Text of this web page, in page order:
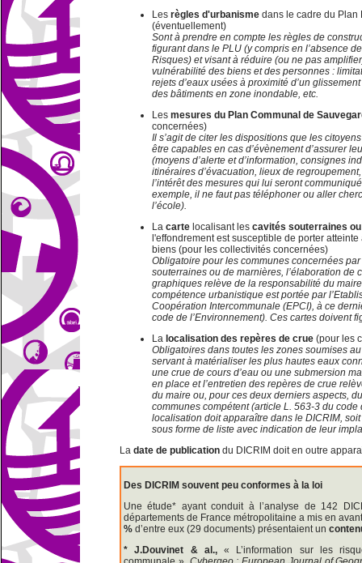
Les règles d'urbanisme dans le cadre du Plan
(éventuellement)
Sont à prendre en compte les règles de
figurant dans le PLU (y compris en l’absence
Risques) et visant à réduire (ou ne pas
vulnérabilité des biens et des personnes :
rejets d’eaux usées à proximité d’un
des bâtiments en zone inondable, etc.
Les mesures du Plan Communal de
concernées)
Il s’agit de citer les dispositions que les
être capables en cas d’évènement d’assurer
(moyens d’alerte et d’information, consignes
itinéraires d’évacuation, lieux de
l’intérêt des mesures qui lui seront
exemple, il ne faut pas téléphoner ou aller
l’école).
La carte localisant les cavités souterraines ou
l'effondrement est susceptible de porter
biens (pour les collectivités concernées)
Obligatoire pour les communes concernées
souterraines ou de marnières, l’élaboration de
graphiques relève de la responsabilité du
compétence urbanistique est portée par
Coopération Intercommunale (EPCI), à ce
code de l’Environnement). Ces cartes doivent
La localisation des repères de crue (pour les
Obligatoires dans toutes les zones soumises
servant à matérialiser les plus hautes eaux
une crue de cours d’eau ou une submersion
en place et l’entretien des repères de crue
du maire ou, pour ces deux derniers aspects,
communes compétent (article L. 563-3 du code
localisation doit apparaître dans le DICRIM,
sous forme de liste avec indication de leur
La date de publication du DICRIM doit en outre
Des DICRIM souvent peu conformes à la loi
Une étude* ayant conduit à l’analyse de 142
départements de France métropolitaine a mis en
% d’entre eux (29 documents) présentaient un
* J.Douvinet & al.,« L’information sur les